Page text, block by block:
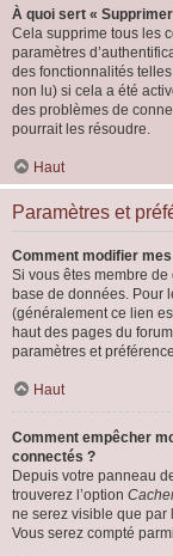
À quoi sert «
Cela supprime tous les
paramètres
des fonctionnalités
non lu) si cela a été
des problèmes de
pourrait les résoudre.
Haut
Paramètres et
Comment modifier
Si vous êtes membre
base de données. Pour
(généralement ce lien
haut des pages du
paramètres et
Haut
Comment empêcher
connectés ?
Depuis votre panneau
trouverez l’option
ne serez visible que par
Vous serez compté